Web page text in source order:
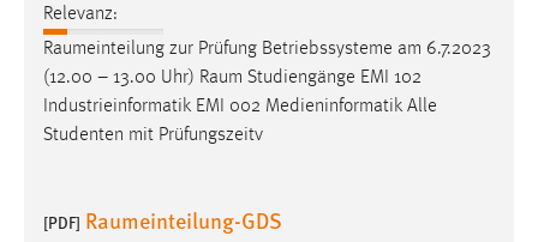
Relevanz:
Raumeinteilung zur Prüfung Betriebssysteme am 6.7.2023
(12.00 – 13.00 Uhr) Raum Studiengänge EMI 102
Industrieinformatik EMI 002 Medieninformatik Alle
Studenten mit Prüfungszeitv
[PDF] Raumeinteilung-GDS
Cookie Laufzeit:
24 Stunden
Diese Informationen helfen uns zu verstehen, wie